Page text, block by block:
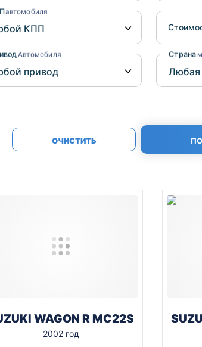
Daihatsu
автомобиля
Автомобиля Страна
ОЧИСТИТЬ
WAGON R MC22S
2002 год